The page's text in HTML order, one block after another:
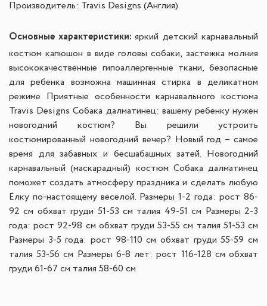
Производитель: Travis Designs (Англия)
Основные характеристики: яркий детский карнавальный
костюм капюшон в виде головы собаки, застежка молния
высококачественные гипоаллергенные ткани, безопасные
для ребенка возможна машинная стирка в деликатном
режиме Приятные особенности карнавального костюма
Travis Designs Собака далматинец: вашему ребенку нужен
новогодний костюм? Вы решили устроить
костюмированный новогодний вечер? Новый год – самое
время для забавных и бесшабашных затей. Новогодний
карнавальный (маскарадный) костюм Собака далматинец
поможет создать атмосферу праздника и сделать любую
Ёлку по-настоящему веселой. Размеры 1-2 года: рост 86-
92 см обхват груди 51-53 см талия 49-51 см Размеры 2-3
года: рост 92-98 см обхват груди 53-55 см талия 51-53 см
Размеры 3-5 года: рост 98-110 см обхват груди 55-59 см
талия 53-56 см Размеры 6-8 лет: рост 116-128 см обхват
груди 61-67 см талия 58-60 см